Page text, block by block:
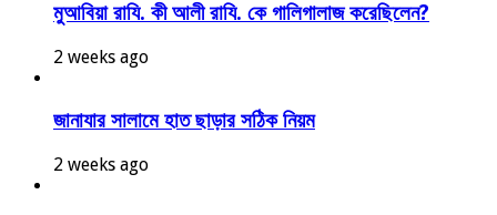
মুআবিয়া রাযি. কী আলী রাযি. কে গালিগালাজ করেছিলেন?
2 weeks ago
জানাযার সালামে হাত ছাড়ার সঠিক নিয়ম
2 weeks ago